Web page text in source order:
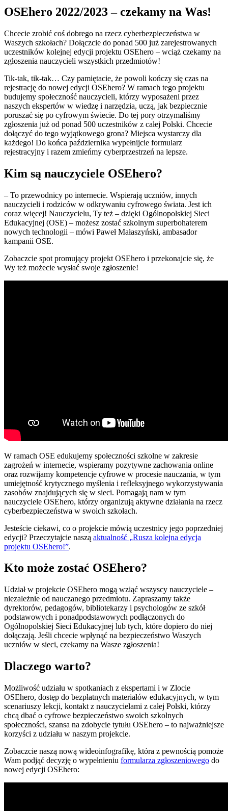
OSEhero 2022/2023 – czekamy na Was!
Chcecie zrobić coś dobrego na rzecz cyberbezpieczeństwa w
Waszych szkołach? Dołączcie do ponad 500 już zarejestrowanych
uczestników kolejnej edycji projektu OSEhero – wciąż czekamy na
zgłoszenia nauczycieli wszystkich przedmiotów!
Tik-tak, tik-tak… Czy pamiętacie, że powoli kończy się czas na
rejestrację do nowej edycji OSEhero? W ramach tego projektu
budujemy społeczność nauczycieli, którzy wyposażeni przez
naszych ekspertów w wiedzę i narzędzia, uczą, jak bezpiecznie
poruszać się po cyfrowym świecie. Do tej pory otrzymaliśmy
zgłoszenia już od ponad 500 uczestników z całej Polski. Chcecie
dołączyć do tego wyjątkowego grona? Miejsca wystarczy dla
każdego! Do końca października wypełnijcie formularz
rejestracyjny i razem zmieńmy cyberprzestrzeń na lepsze.
Kim są nauczyciele OSEhero?
– To przewodnicy po internecie. Wspierają uczniów, innych
nauczycieli i rodziców w odkrywaniu cyfrowego świata. Jest ich
coraz więcej! Nauczycielu, Ty też – dzięki Ogólnopolskiej Sieci
Edukacyjnej (OSE) – możesz zostać szkolnym superbohaterem
nowych technologii – mówi Paweł Małaszyński, ambasador
kampanii OSE.
Zobaczcie spot promujący projekt OSEhero i przekonajcie się, że
Wy też możecie wysłać swoje zgłoszenie!
W ramach OSE edukujemy społeczności szkolne w zakresie
zagrożeń w internecie, wspieramy pozytywne zachowania online
oraz rozwijamy kompetencje cyfrowe w procesie nauczania, w tym
umiejętność krytycznego myślenia i refleksyjnego wykorzystywania
zasobów znajdujących się w sieci. Pomagają nam w tym
nauczyciele OSEhero, którzy organizują aktywne działania na rzecz
cyberbezpieczeństwa w swoich szkołach.
Jesteście ciekawi, co o projekcie mówią uczestnicy jego poprzedniej
edycji? Przeczytajcie naszą aktualność „Rusza kolejna edycja
projektu OSEhero!”.
Kto może zostać OSEhero?
Udział w projekcie OSEhero mogą wziąć wszyscy nauczyciele –
niezależnie od nauczanego przedmiotu. Zapraszamy także
dyrektorów, pedagogów, bibliotekarzy i psychologów ze szkół
podstawowych i ponadpodstawowych podłączonych do
Ogólnopolskiej Sieci Edukacyjnej lub tych, które dopiero do niej
dołączają. Jeśli chcecie wpłynąć na bezpieczeństwo Waszych
uczniów w sieci, czekamy na Wasze zgłoszenia!
Dlaczego warto?
Możliwość udziału w spotkaniach z ekspertami i w Zlocie
OSEhero, dostęp do bezpłatnych materiałów edukacyjnych, w tym
scenariuszy lekcji, kontakt z nauczycielami z całej Polski, którzy
chcą dbać o cyfrowe bezpieczeństwo swoich szkolnych
społeczności, szansa na zdobycie tytułu OSEhero – to najważniejsze
korzyści z udziału w naszym projekcie.
Zobaczcie naszą nową wideoinfografikę, która z pewnością pomoże
Wam podjąć decyzję o wypełnieniu formularza zgłoszeniowego do
nowej edycji OSEhero: